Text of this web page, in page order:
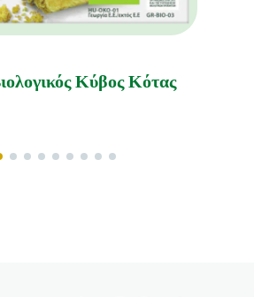
Κύβος Κότας